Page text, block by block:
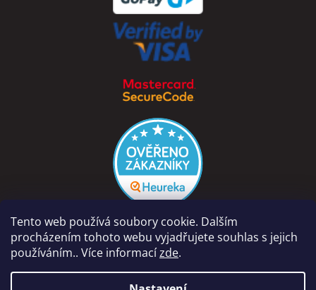
Tento web používá soubory cookie. Dalším
procházením tohoto webu vyjadřujete souhlas s jejich
používáním.. Více informacízde.